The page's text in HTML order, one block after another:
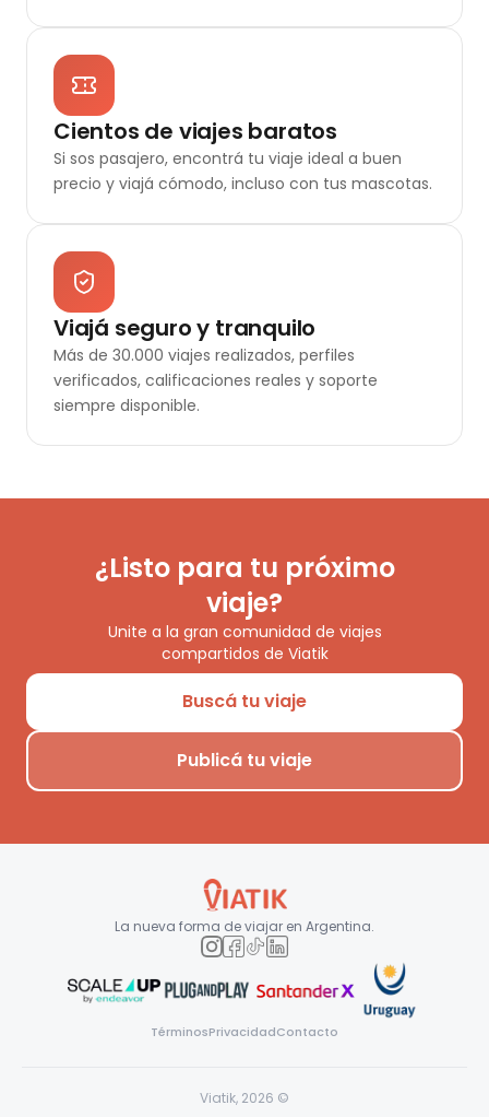
Cientos de viajes baratos
Si sos pasajero, encontrá tu viaje ideal a buen
precio y viajá cómodo, incluso con tus mascotas.
Viajá seguro y tranquilo
Más de 30.000 viajes realizados, perfiles
verificados, calificaciones reales y soporte
siempre disponible.
¿Listo para tu próximo
viaje?
Unite a la gran comunidad de viajes
compartidos de Viatik
Buscá tu viaje
Publicá tu viaje
La nueva forma de viajar en Argentina.
TérminosPrivacidadContacto
Viatik, 2026 ©